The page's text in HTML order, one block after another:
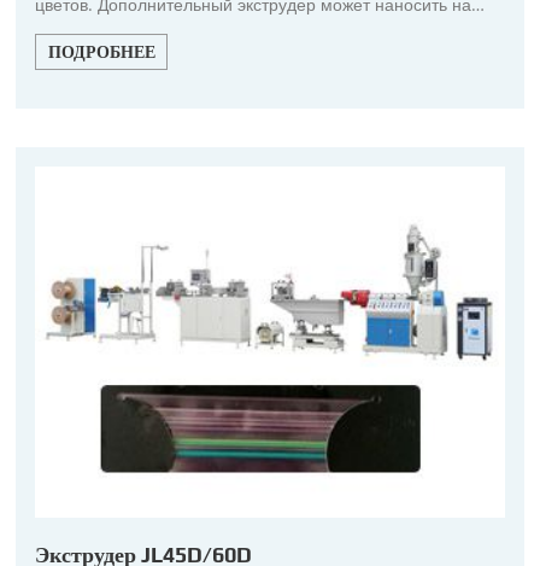
застежку покрытие, обеспечивающее ее герметичность
при низкой температуре.
ПОДРОБНЕЕ
Экструдер JL45D/60D